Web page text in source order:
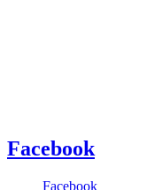
Facebook
Facebook